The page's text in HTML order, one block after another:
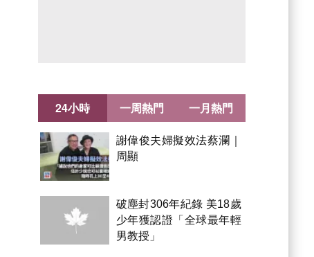
24小時
謝偉俊夫婦擬效法蔡瀾｜
周顯
破塵封306年紀錄 美18歲
少年獲認證「全球最年輕
男教授」
一周熱門 一月熱門